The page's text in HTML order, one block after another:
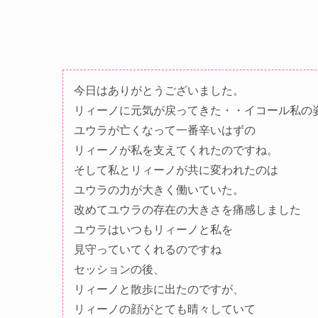
今日はありがとうございました。
リィーノに元気が戻ってきた・・イコール私の
ユウラが亡くなって一番辛いはずの
リィーノが私を支えてくれたのですね。
そして私とリィーノが共に変われたのは
ユウラの力が大きく働いていた。
改めてユウラの存在の大きさを痛感しました
ユウラはいつもリィーノと私を
見守っていてくれるのですね
セッションの後、
リィーノと散歩に出たのですが、
リィーノの顔がとても晴々していて